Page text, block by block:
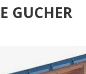
GUCHER